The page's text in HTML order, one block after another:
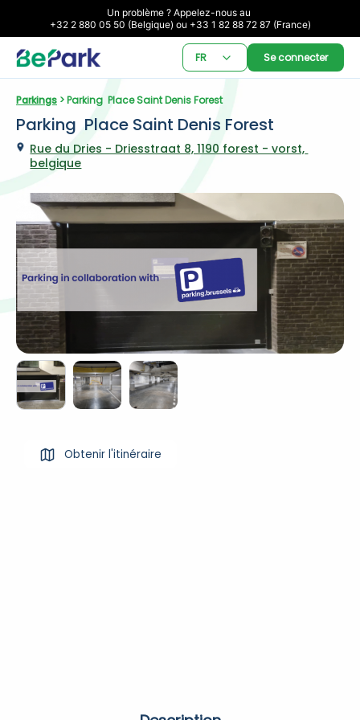
Un problème ? Appelez-nous au
+32 2 880 05 50 (Belgique) ou +33 1 82 88 72 87 (France)
FR Se connecter
Parkings > Parking  Place Saint Denis Forest
Parking  Place Saint Denis Forest
Rue du Dries - Driesstraat 8, 1190 forest - vorst,
belgique
Obtenir l'itinéraire